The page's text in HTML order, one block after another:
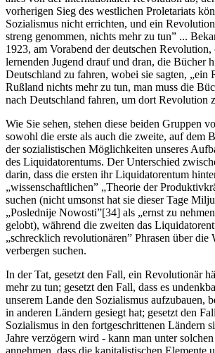
vorherigen Sieg des westlichen Proletariats
Sozialismus nicht errichten, und ein
streng genommen, nichts mehr zu tun” ...
1923, am Vorabend der deutschen Revolution,
lernenden Jugend drauf und dran, die Bücher
Deutschland zu fahren, wobei sie sagten, „ein
Rußland nichts mehr zu tun, man muss die
nach Deutschland fahren, um dort Revolution
Wie Sie sehen, stehen diese beiden Gruppen
sowohl die erste als auch die zweite, auf dem
der sozialistischen Möglichkeiten unseres
des Liquidatorentums. Der Unterschied
darin, dass die ersten ihr Liquidatorentum
„wissenschaftlichen” „Theorie der
suchen (nicht umsonst hat sie dieser Tage
„Poslednije Nowosti”[34] als „ernst zu
gelobt), während die zweiten das
„schrecklich revolutionären” Phrasen über die
verbergen suchen.
In der Tat, gesetzt den Fall, ein Revolutionär
mehr zu tun; gesetzt den Fall, dass es
unserem Lande den Sozialismus aufzubauen,
in anderen Ländern gesiegt hat; gesetzt den
Sozialismus in den fortgeschrittenen Ländern
Jahre verzögern wird - kann man unter